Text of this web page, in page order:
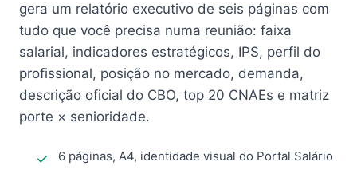
gera um relatório executivo de seis páginas com
tudo que você precisa numa reunião: faixa
salarial, indicadores estratégicos, IPS, perfil do
profissional, posição no mercado, demanda,
descrição oficial do CBO, top 20 CNAEs e matriz
porte × senioridade.
6 páginas, A4, identidade visual do Portal Salário